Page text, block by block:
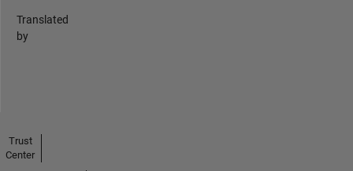
Translated
by
Trust
Center